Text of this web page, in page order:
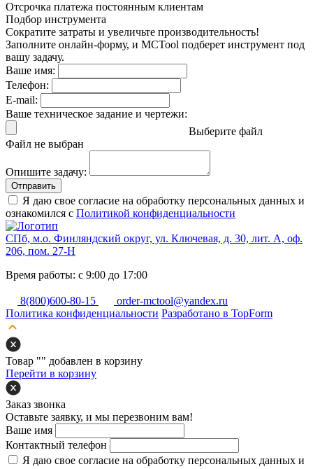
Отсрочка платежа постоянным клиентам
Подбор инструмента
Сократите затраты и увеличьте производительность!
Заполните онлайн-форму, и MCTool подберет инструмент под
вашу задачу.
Ваше имя:
Телефон:
E-mail:
Ваше техническое задание и чертежи:
Выберите файл
Файл не выбран
Опишите задачу:
Отправить
Я даю свое согласие на обработку персональных данных и
ознакомился с Политикой конфиденциальности
СПб, м.о. Финляндский округ, ул. Ключевая, д. 30, лит. А, оф.
206, пом. 27-Н
Время работы: с 9:00 до 17:00
8(800)600-80-15
order-mctool@yandex.ru
Политика конфиденциальности Разработано в TopForm
Товар "" добавлен в корзину
Перейти в корзину
Заказ звонка
Оставьте заявку, и мы перезвоним вам!
Ваше имя
Контактный телефон
Я даю свое согласие на обработку персональных данных и